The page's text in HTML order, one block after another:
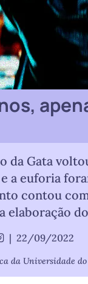
da Gata
a euforia
contou
elaboração
| 22/09/2022
da Universidade